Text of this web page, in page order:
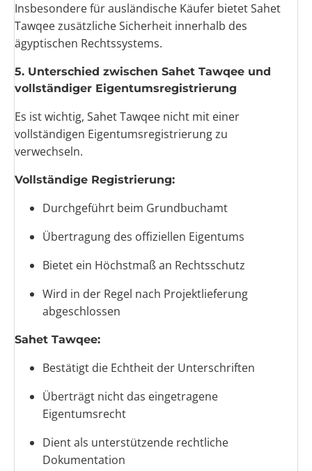
Insbesondere für ausländische Käufer bietet Sahet
Tawqee zusätzliche Sicherheit innerhalb des
ägyptischen Rechtssystems.
5. Unterschied zwischen Sahet Tawqee und
vollständiger Eigentumsregistrierung
Es ist wichtig, Sahet Tawqee nicht mit einer
vollständigen Eigentumsregistrierung zu
verwechseln.
Vollständige Registrierung:
Durchgeführt beim Grundbuchamt
Übertragung des offiziellen Eigentums
Bietet ein Höchstmaß an Rechtsschutz
Wird in der Regel nach Projektlieferung
abgeschlossen
Sahet Tawqee:
Bestätigt die Echtheit der Unterschriften
Überträgt nicht das eingetragene
Eigentumsrecht
Dient als unterstützende rechtliche
Dokumentation